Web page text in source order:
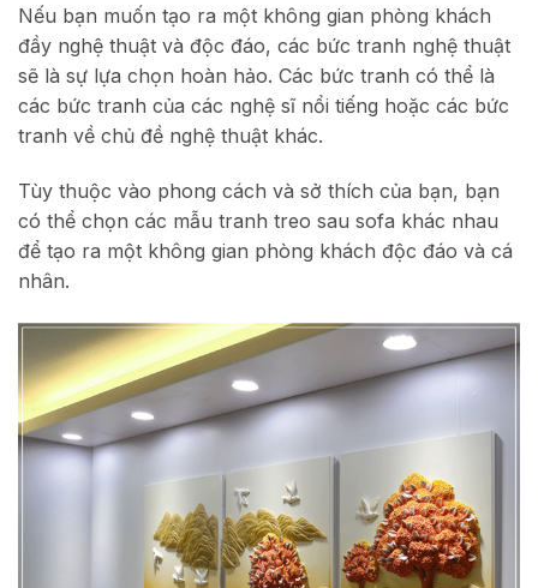
Nếu bạn muốn tạo ra một không gian phòng khách
đầy nghệ thuật và độc đáo, các bức tranh nghệ thuật
sẽ là sự lựa chọn hoàn hảo. Các bức tranh có thể là
các bức tranh của các nghệ sĩ nổi tiếng hoặc các bức
tranh về chủ đề nghệ thuật khác.
Tùy thuộc vào phong cách và sở thích của bạn, bạn
có thể chọn các mẫu tranh treo sau sofa khác nhau
để tạo ra một không gian phòng khách độc đáo và cá
nhân.